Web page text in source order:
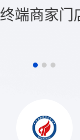
终端商家门